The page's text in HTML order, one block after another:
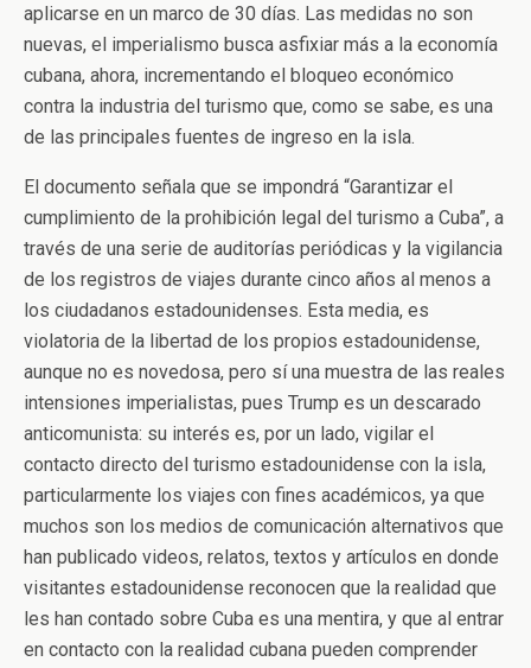
aplicarse en un marco de 30 días. Las medidas no son
nuevas, el imperialismo busca asfixiar más a la economía
cubana, ahora, incrementando el bloqueo económico
contra la industria del turismo que, como se sabe, es una
de las principales fuentes de ingreso en la isla.
El documento señala que se impondrá “Garantizar el
cumplimiento de la prohibición legal del turismo a Cuba”, a
través de una serie de auditorías periódicas y la vigilancia
de los registros de viajes durante cinco años al menos a
los ciudadanos estadounidenses. Esta media, es
violatoria de la libertad de los propios estadounidense,
aunque no es novedosa, pero sí una muestra de las reales
intensiones imperialistas, pues Trump es un descarado
anticomunista: su interés es, por un lado, vigilar el
contacto directo del turismo estadounidense con la isla,
particularmente los viajes con fines académicos, ya que
muchos son los medios de comunicación alternativos que
han publicado videos, relatos, textos y artículos en donde
visitantes estadounidense reconocen que la realidad que
les han contado sobre Cuba es una mentira, y que al entrar
en contacto con la realidad cubana pueden comprender